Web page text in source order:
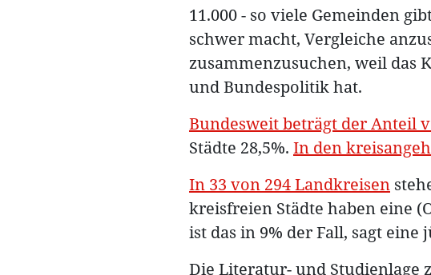
11.000 - so viele Gemeinden
schwer macht, Vergleiche
zusammenzusuchen, weil das
und Bundespolitik hat.
Bundesweit beträgt der Anteil
Städte 28,5%. In den
In 33 von 294 Landkreisen
kreisfreien Städte haben eine
ist das in 9% der Fall, sagt eine
Die Literatur- und Studienlage